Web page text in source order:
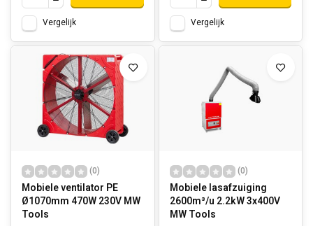
Vergelijk Vergelijk
(0)
Mobiele ventilator PE
Ø1070mm 470W 230V MW
Tools
(0)
Mobiele lasafzuiging
2600m³/u 2.2kW 3x400V
MW Tools